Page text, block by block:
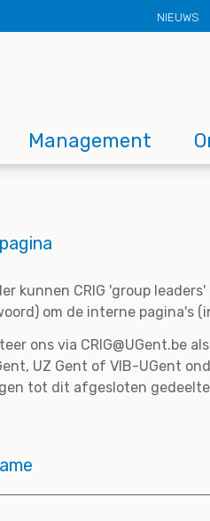
NIEUWS
Management
kunnen CRIG 'group
om de interne pagina's
ons via CRIG@UGent.be
UZ Gent of VIB-UGent
tot dit afgesloten gedeelte